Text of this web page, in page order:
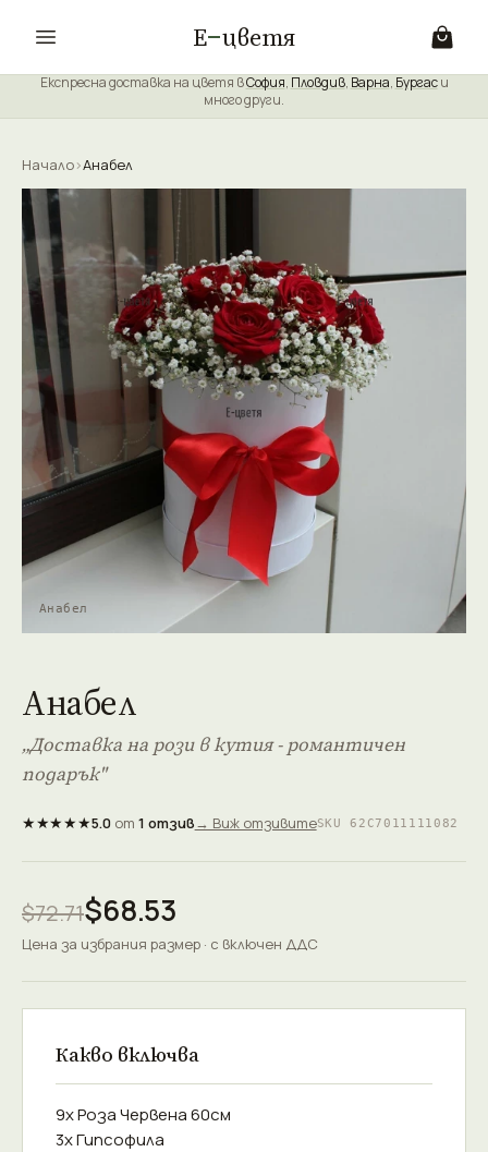
Е цветя
Експресна доставка на цветя вСофия, Пловдив, Варна, Бургаси
много други.
Начало›Анабел
Анабел
Анабел
„Доставка на рози в кутия - романтичен
подарък"
★★★★★5.0от 1 отзив→ Виж отзивитеSKU 62C7011111082
$72.71$68.53
Цена за избрания размер · с включен ДДС
Какво включва
9x Роза Червена 60см
3x Гипсофила